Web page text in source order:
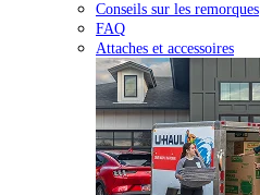
Conseils sur les remorques
FAQ
Attaches et accessoires